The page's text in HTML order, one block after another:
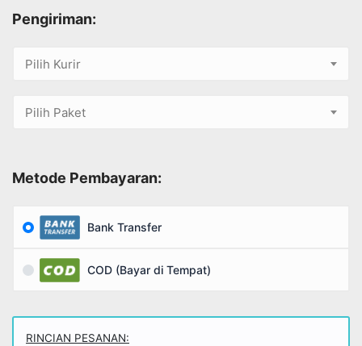
Pengiriman:
Pilih Kurir
Pilih Paket
Metode Pembayaran:
Bank Transfer
COD (Bayar di Tempat)
RINCIAN PESANAN: